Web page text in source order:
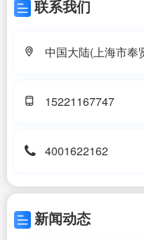
联系我们
中国大陆(上海市奉
15221167747
4001622162
新闻动态